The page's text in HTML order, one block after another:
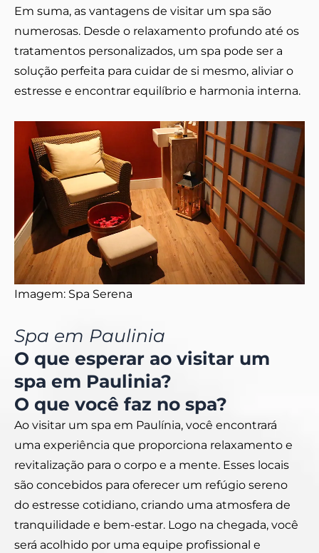
Em suma, as vantagens de visitar um spa são
numerosas. Desde o relaxamento profundo até os
tratamentos personalizados, um spa pode ser a
solução perfeita para cuidar de si mesmo, aliviar o
estresse e encontrar equilíbrio e harmonia interna.
Imagem: Spa Serena
Spa em Paulinia
O que esperar ao visitar um
spa em Paulinia?
O que você faz no spa?
Ao visitar um spa em Paulínia, você encontrará
uma experiência que proporciona relaxamento e
revitalização para o corpo e a mente. Esses locais
são concebidos para oferecer um refúgio sereno
do estresse cotidiano, criando uma atmosfera de
tranquilidade e bem-estar. Logo na chegada, você
será acolhido por uma equipe profissional e